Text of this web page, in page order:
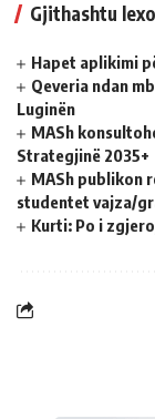
Gjithashtu
Hapet aplikimi
Qeveria ndan
Luginën
MASh
Strategjinë 2035+
MASh publikon
studentet vajza/
Kurti: Po i